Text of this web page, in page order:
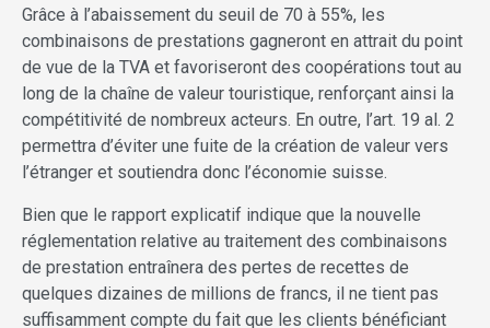
Grâce à l’abaissement du seuil de 70 à 55%, les
combinaisons de prestations gagneront en attrait du point
de vue de la TVA et favoriseront des coopérations tout au
long de la chaîne de valeur touristique, renforçant ainsi la
compétitivité de nombreux acteurs. En outre, l’art. 19 al. 2
permettra d’éviter une fuite de la création de valeur vers
l’étranger et soutiendra donc l’économie suisse.
Bien que le rapport explicatif indique que la nouvelle
réglementation relative au traitement des combinaisons
de prestation entraînera des pertes de recettes de
quelques dizaines de millions de francs, il ne tient pas
suffisamment compte du fait que les clients bénéficiant